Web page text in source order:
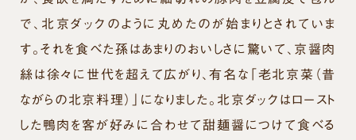
で、北京ダックのように丸めたのが始まりとされていま
す。それを食べた孫はあまりのおいしさに驚いて、京醤肉
絲は徐々に世代を超えて広がり、有名な「老北京菜（昔
ながらの北京料理）」になりました。北京ダックはロースト
した鴨肉を客が好みに合わせて甜麺醤につけて食べる